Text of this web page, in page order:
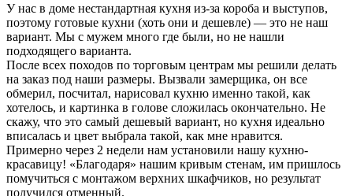
У нас в доме нестандартная кухня из-за короба и выступов,
поэтому готовые кухни (хоть они и дешевле) — это не наш
вариант. Мы с мужем много где были, но не нашли
подходящего варианта.
После всех походов по торговым центрам мы решили делать
на заказ под наши размеры. Вызвали замерщика, он все
обмерил, посчитал, нарисовал кухню именно такой, как
хотелось, и картинка в голове сложилась окончательно. Не
скажу, что это самый дешевый вариант, но кухня идеально
вписалась и цвет выбрала такой, как мне нравится.
Примерно через 2 недели нам установили нашу кухню-
красавицу! «Благодаря» нашим кривым стенам, им пришлось
помучиться с монтажом верхних шкафчиков, но результат
получился отменный.